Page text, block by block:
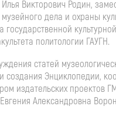
Илья Викторович Родин,
дела и охраны
государственной
политологии ГАУГН.
статей
создания Энциклопедии,
издательских проектов
Евгения Александровна